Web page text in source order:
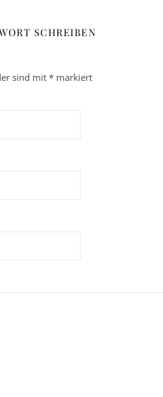
SCHREIBEN
sind mit * markiert